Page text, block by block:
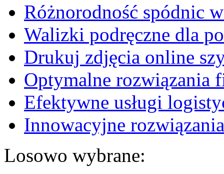
Różnorodność spódnic
Walizki podręczne dla
Drukuj zdjęcia online
Optymalne rozwiązania
Efektywne usługi
Innowacyjne
Losowo wybrane: